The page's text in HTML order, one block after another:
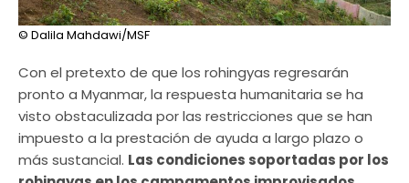
© Dalila Mahdawi/MSF
Con el pretexto de que los rohingyas regresarán
pronto a Myanmar, la respuesta humanitaria se ha
visto obstaculizada por las restricciones que se han
impuesto a la prestación de ayuda a largo plazo o
más sustancial. Las condiciones soportadas por los